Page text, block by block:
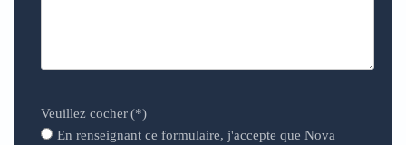
Veuillez cocher(*)
En renseignant ce formulaire, j'accepte que Nova